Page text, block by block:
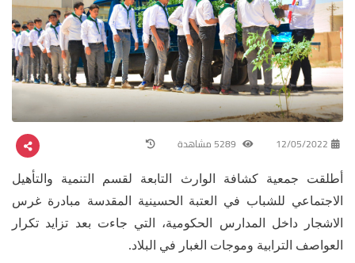
12/05/2022
أطلقت جمعية كشافة الوارث التابعة لقسم التنمية والتأهيل
الاجتماعي للشباب في العتبة الحسينية المقدسة مبادرة غرس
الاشجار داخل المدارس الحكومية، التي جاءت بعد تزايد تكرار
العواصف الترابية وموجات الغبار في البلاد.